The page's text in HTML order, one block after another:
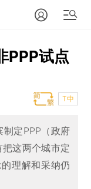
PPP试点
T中
定PPP（政府
这两个城市定
理解和采纳仍